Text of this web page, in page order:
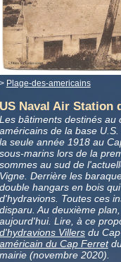
> Plage-des-americains
US Naval Air Station
Les bâtiments destinés au
américains de la base
la seule année 1918 au
sous-marins lors de la
sommes au sud de
Vigne. Derrière les
double hangars en bois
d'hydravions. Toutes ces
disparu. Au deuxième plan,
aujourd'hui. Lire, à ce
d'hydravions Villersdu
américain du Cap Ferret
mairie (novembre 2020).